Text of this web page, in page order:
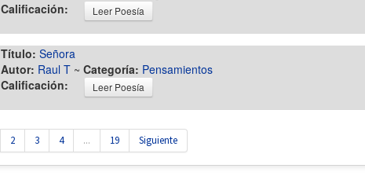
Calificación:
Leer Poesía
Título: Señora
Autor: Raul T ~ Categoría: Pensamientos
Calificación:
Leer Poesía
2 3 4 ... 19 Siguiente